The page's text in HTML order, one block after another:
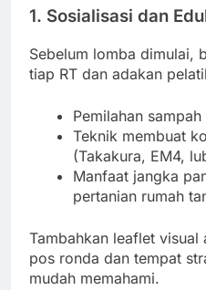
1. Sosialisasi dan
Sebelum lomba dimulai,
tiap RT dan adakan
Pemilahan
Teknik membuat
(Takakura, EM4,
Manfaat jangka
pertanian rumah
Tambahkan leaflet
pos ronda dan tempat
mudah memahami.